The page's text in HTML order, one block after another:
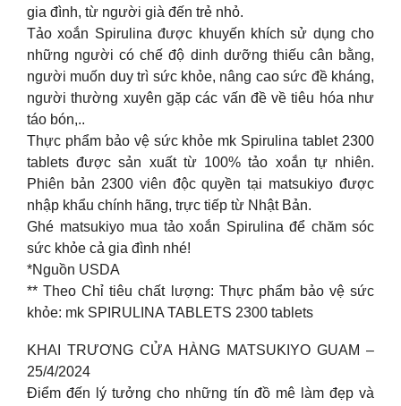
gia đình, từ người già đến trẻ nhỏ.
Tảo xoắn Spirulina được khuyến khích sử dụng cho
những người có chế độ dinh dưỡng thiếu cân bằng,
người muốn duy trì sức khỏe, nâng cao sức đề kháng,
người thường xuyên gặp các vấn đề về tiêu hóa như
táo bón,..
Thực phẩm bảo vệ sức khỏe mk Spirulina tablet 2300
tablets được sản xuất từ 100% tảo xoắn tự nhiên.
Phiên bản 2300 viên độc quyền tại matsukiyo được
nhập khẩu chính hãng, trực tiếp từ Nhật Bản.
Ghé matsukiyo mua tảo xoắn Spirulina để chăm sóc
sức khỏe cả gia đình nhé!
*Nguồn USDA
** Theo Chỉ tiêu chất lượng: Thực phẩm bảo vệ sức
khỏe: mk SPIRULINA TABLETS 2300 tablets
KHAI TRƯƠNG CỬA HÀNG MATSUKIYO GUAM –
25/4/2024
Điểm đến lý tưởng cho những tín đồ mê làm đẹp và